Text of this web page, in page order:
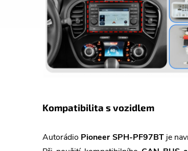
Kompatibilita s vozidlem
Autorádio Pioneer SPH-PF97BTje